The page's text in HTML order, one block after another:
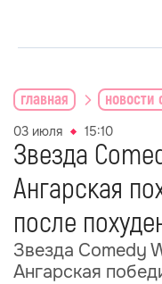
главная новости
03 июля 15:10
Звезда
Ангарская
после
Звезда Comedy
Ангарская